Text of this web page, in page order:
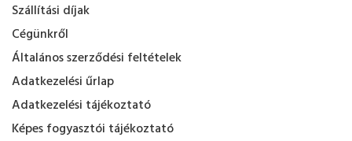
Szállítási díjak
Cégünkről
Általános szerződési feltételek
Adatkezelési űrlap
Adatkezelési tájékoztató
Képes fogyasztói tájékoztató